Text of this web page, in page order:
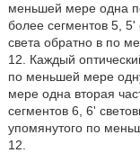
меньшей мере одна
более сегментов 5,
света обратно в по
12. Каждый
по меньшей мере
мере одна вторая
сегментов 6, 6'
упомянутого по
12.